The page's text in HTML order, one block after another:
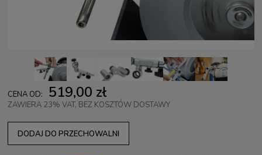
CENA OD: 519,00 zł
ZAWIERA 23% VAT, BEZ KOSZTÓW DOSTAWY
DODAJ DO PRZECHOWALNI